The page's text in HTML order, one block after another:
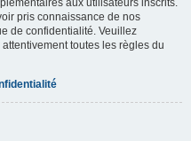
pris connaissance de nos
de confidentialité. Veuillez
toutes les règles du